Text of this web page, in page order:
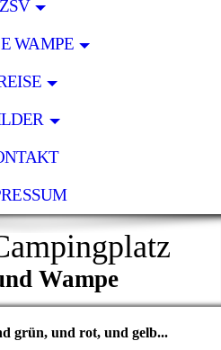
ZSV
WAMPE
Wampe
grün, und rot, und gelb...